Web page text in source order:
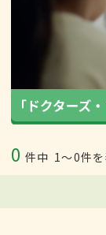
0 件中 1〜0件